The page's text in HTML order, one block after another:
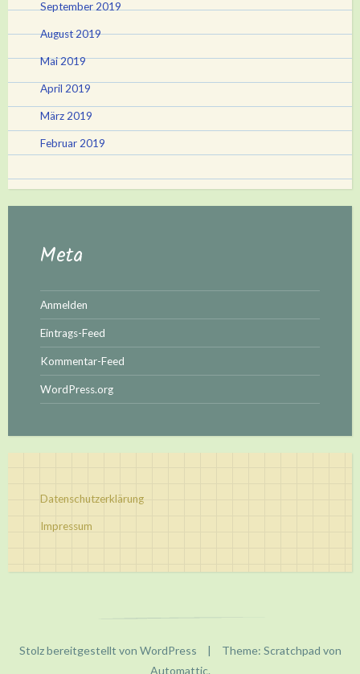
September 2019
August 2019
Mai 2019
April 2019
März 2019
Februar 2019
Meta
Anmelden
Eintrags-Feed
Kommentar-Feed
WordPress.org
Datenschutzerklärung
Impressum
Stolz bereitgestellt von WordPress |
Theme: Scratchpad von
Automattic.